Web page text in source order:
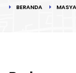
BERANDA